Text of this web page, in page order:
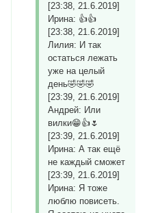
[23:38, 21.6.2019]
Ирина: 👍👍
[23:38, 21.6.2019]
Лилия: И так
остаться лежать
уже на целый
день🤣🤣🤣
[23:39, 21.6.2019]
Андрей: Или
вилки😁👍🌷
[23:39, 21.6.2019]
Ирина: А так ещё
не каждый сможет
[23:39, 21.6.2019]
Ирина: Я тоже
люблю повисеть.